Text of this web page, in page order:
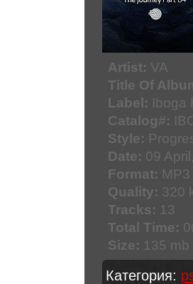
Artist: VA
Title Of
Label: Iboga
Catalog#:
Style:
Date: 09
Format: MP3
Quality: 320
Tracks: 13
Total Time:
Size: 135 mb
Категория: